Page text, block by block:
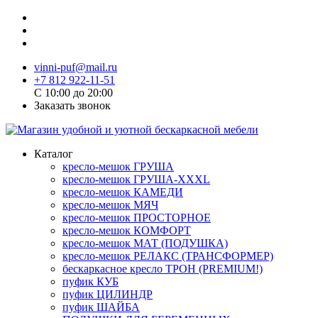
vinni-puf@mail.ru
+7 812 922-11-51
C 10:00 до 20:00
Заказать звонок
Каталог
кресло-мешок ГРУША
кресло-мешок ГРУША-XXXL
кресло-мешок КАМЕДИ
кресло-мешок МЯЧ
кресло-мешок ПРОСТОРНОЕ
кресло-мешок КОМФОРТ
кресло-мешок МАТ (ПОДУШКА)
кресло-мешок РЕЛАКС (ТРАНСФОРМЕР)
бескаркасное кресло ТРОН (PREMIUM!)
пуфик КУБ
пуфик ЦИЛИНДР
пуфик ШАЙБА